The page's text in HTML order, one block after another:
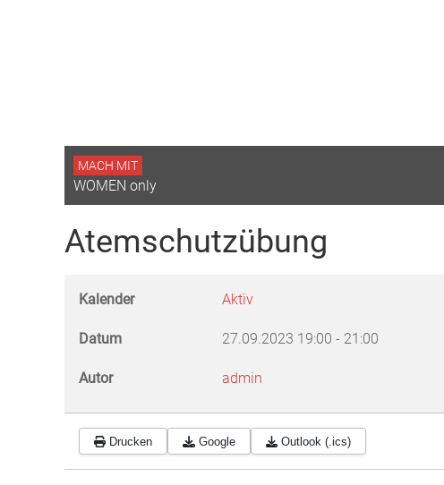
MACH MIT
WOMEN only
Atemschutzübung
Kalender Aktiv
Datum 27.09.2023 19:00 - 21:00
Autor admin
Drucken Google Outlook (.ics)